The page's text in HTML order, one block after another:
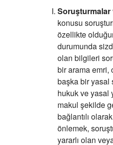
Soruşturmalar
konusu
özellikte
durumunda
olan bilgileri
bir arama emri,
başka bir yasal
hukuk ve yasal
makul şekilde
bağlantılı
önlemek,
yararlı olan